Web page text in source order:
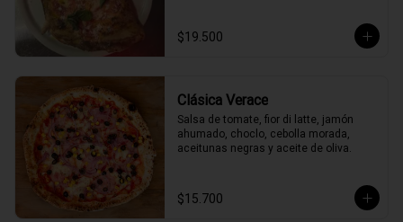
$19.500
Clásica Verace
Salsa de tomate, fior di latte, jamón
ahumado, choclo, cebolla morada,
aceitunas negras y aceite de oliva.
$15.700